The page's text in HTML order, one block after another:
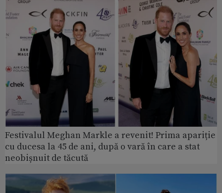
Festivalul Meghan Markle a revenit! Prima apariție
cu ducesa la 45 de ani, după o vară în care a stat
neobișnuit de tăcută